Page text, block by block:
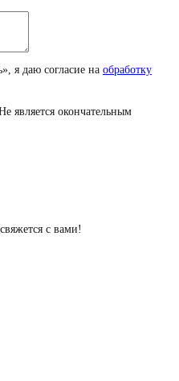
я даю согласие на обработку
является окончательным
с вами!